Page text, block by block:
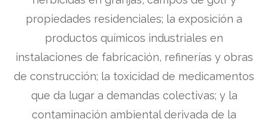
propiedades residenciales; la exposición a
productos químicos industriales en
instalaciones de fabricación, refinerías y obras
de construcción; la toxicidad de medicamentos
que da lugar a demandas colectivas; y la
contaminación ambiental derivada de la